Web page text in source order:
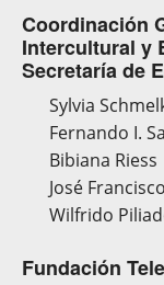
Coordinación
Intercultural y
Secretaría de
Sylvia
Fernando I.
Bibiana Riess
José
Wilfrido
Fundación